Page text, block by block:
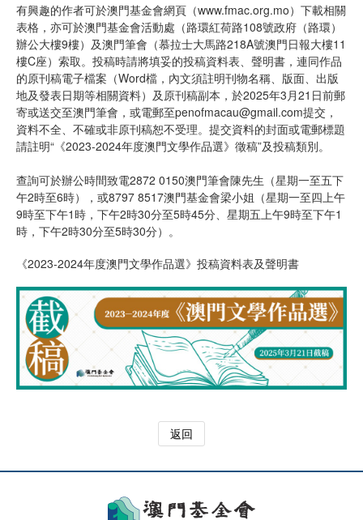
有興趣的作者可於澳門基金會網頁（www.fmac.org.mo）下載相關
表格，亦可於澳門基金會活動處（路環紅荷路108號政府（路環）
辦公大樓9樓）及澳門筆會（慕拉士大馬路218A號澳門日報大樓11
樓C座）索取。投稿時請將填妥的投稿資料表、聲明書，連同作品
的原刊稿電子檔案（Word檔，內文須註明刊物名稱、版面、出版
地及發表日期等相關資料）及原刊稿副本，於2025年3月21日前郵
寄或送交至澳門筆會，或電郵至penofmacau@gmail.com提交，
資料不全、不確或非原刊稿恕不受理。提交資料的封面或電郵標題
請註明“《2023-2024年度澳門文學作品選》徵稿”及投稿類別。
查詢可於辦公時間致電2872 0150澳門筆會陳先生（星期一至五下
午2時至6時），或8797 8517澳門基金會梁小姐（星期一至四上午
9時至下午1時，下午2時30分至5時45分、星期五上午9時至下午1
時，下午2時30分至5時30分）。
《2023-2024年度澳門文學作品選》投稿資料表及聲明書
返回